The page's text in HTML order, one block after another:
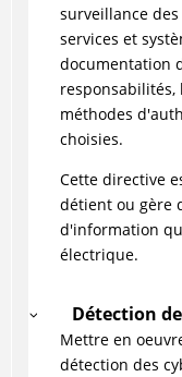
surveillance
services et
documentation
méthodes
choisies.
Cette directive
détient ou gère
d'information
électrique.
Détection
Mettre en
détection des